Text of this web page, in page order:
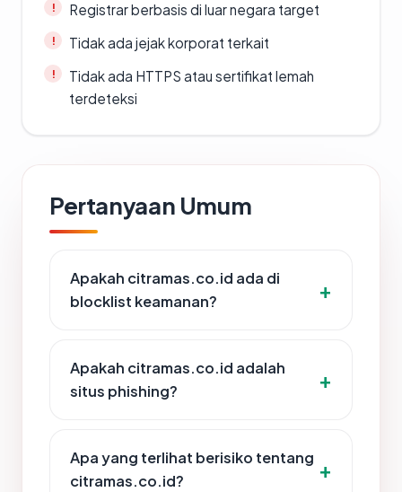
Registrar berbasis di luar negara target
Tidak ada jejak korporat terkait
Tidak ada HTTPS atau sertifikat lemah
terdeteksi
Pertanyaan Umum
Apakah citramas.co.id ada di
blocklist keamanan?
Apakah citramas.co.id adalah
situs phishing?
Apa yang terlihat berisiko tentang
citramas.co.id?